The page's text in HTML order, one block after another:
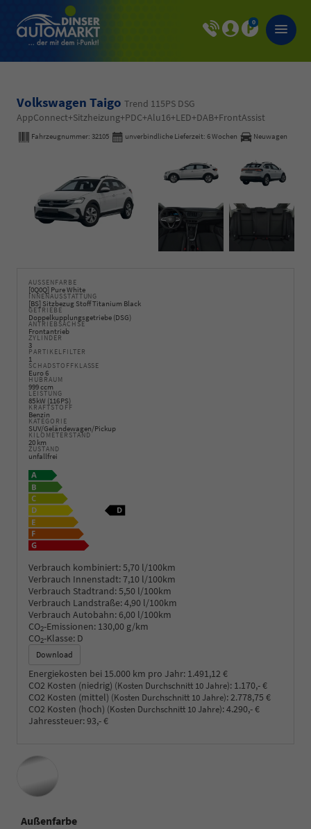
0
Volkswagen Taigo Trend 115PS DSG
AppConnect+Sitzheizung+PDC+Alu16+LED+DAB+FrontAssist
Fahrzeugnummer: 32105 unverbindliche Lieferzeit: 6 Wochen Neuwagen
AUSSENFARBE
[0Q0Q] Pure White
INNENAUSSTATTUNG
[BS] Sitzbezug Stoff Titanium Black
GETRIEBE
Doppelkupplungsgetriebe (DSG)
ANTRIEBSACHSE
Frontantrieb
ZYLINDER
3
PARTIKELFILTER
1
SCHADSTOFFKLASSE
Euro 6
HUBRAUM
999 ccm
LEISTUNG
85 kW (116 PS)
KRAFTSTOFF
Benzin
KATEGORIE
SUV/Geländewagen/Pickup
KILOMETERSTAND
20 km
ZUSTAND
unfallfrei
Verbrauch kombiniert:5,70 l/100km
Verbrauch Innenstadt:7,10 l/100km
Verbrauch Stadtrand:5,50 l/100km
Verbrauch Landstraße:4,90 l/100km
Verbrauch Autobahn: 6,00 l/100km
CO2-Emissionen: 130,00 g/km
CO2-Klasse: D
Download
Energiekosten bei 15.000 km pro Jahr: 1.491,12 €
CO2 Kosten (niedrig) (Kosten Durchschnitt 10 Jahre): 1.170,- €
CO2 Kosten (mittel) (Kosten Durchschnitt 10 Jahre): 2.778,75 €
CO2 Kosten (hoch) (Kosten Durchschnitt 10 Jahre):4.290,- €
Jahressteuer:93,- €
Außenfarbe